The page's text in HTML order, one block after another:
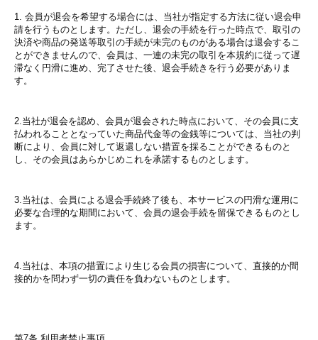
1. 会員が退会を希望する場合には、当社が指定する方法に従い退会申
請を行うものとします。ただし、退会の手続を行った時点で、取引の
決済や商品の発送等取引の手続が未完のものがある場合は退会するこ
とができませんので、会員は、一連の未完の取引を本規約に従って遅
滞なく円滑に進め、完了させた後、退会手続きを行う必要がありま
す。
2.当社が退会を認め、会員が退会された時点において、その会員に支
払われることとなっていた商品代金等の金銭等については、当社の判
断により、会員に対して返還しない措置を採ることができるものと
し、その会員はあらかじめこれを承諾するものとします。
3.当社は、会員による退会手続終了後も、本サービスの円滑な運用に
必要な合理的な期間において、会員の退会手続を留保できるものとし
ます。
4.当社は、本項の措置により生じる会員の損害について、直接的か間
接的かを問わず一切の責任を負わないものとします。